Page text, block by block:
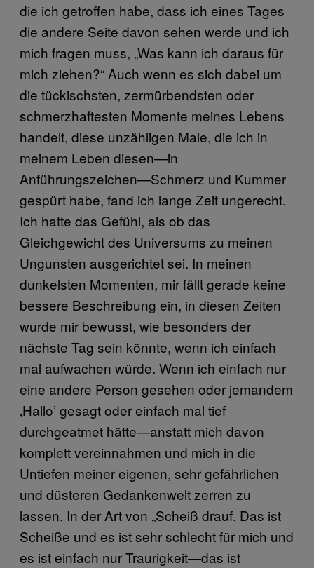
die ich getroffen habe, dass ich eines Tages
die andere Seite davon sehen werde und ich
mich fragen muss, „Was kann ich daraus für
mich ziehen?“ Auch wenn es sich dabei um
die tückischsten, zermürbendsten oder
schmerzhaftesten Momente meines Lebens
handelt, diese unzähligen Male, die ich in
meinem Leben diesen—in
Anführungszeichen—Schmerz und Kummer
gespürt habe, fand ich lange Zeit ungerecht.
Ich hatte das Gefühl, als ob das
Gleichgewicht des Universums zu meinen
Ungunsten ausgerichtet sei. In meinen
dunkelsten Momenten, mir fällt gerade keine
bessere Beschreibung ein, in diesen Zeiten
wurde mir bewusst, wie besonders der
nächste Tag sein könnte, wenn ich einfach
mal aufwachen würde. Wenn ich einfach nur
eine andere Person gesehen oder jemandem
‚Hallo’ gesagt oder einfach mal tief
durchgeatmet hätte—anstatt mich davon
komplett vereinnahmen und mich in die
Untiefen meiner eigenen, sehr gefährlichen
und düsteren Gedankenwelt zerren zu
lassen. In der Art von „Scheiß drauf. Das ist
Scheiße und es ist sehr schlecht für mich und
es ist einfach nur Traurigkeit—das ist